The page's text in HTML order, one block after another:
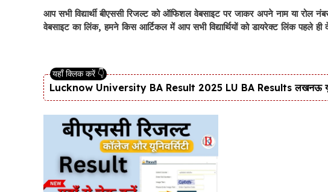
आप सभी विद्यार्थी बीएससी रिजल्ट को ऑफिशल वेबसाइट पर जाकर अपने नाम या
वेबसाइट का लिंक, हमने किस आर्टिकल में आप सभी विद्यार्थियों को डायरेक्ट लिंक पहले ही
Lucknow University BA Result 2025 LU BA Results लखनऊ